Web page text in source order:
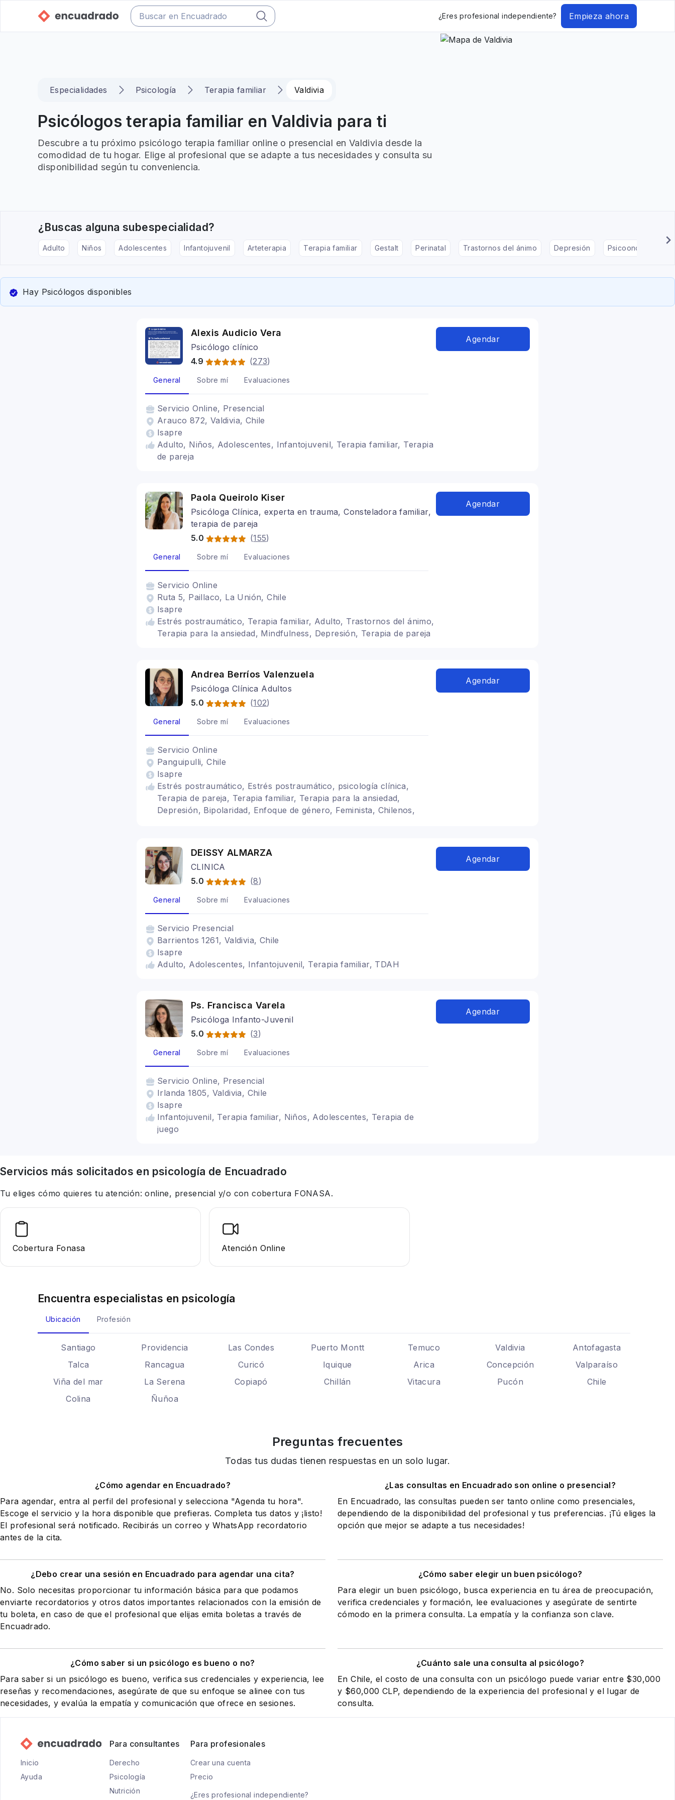
¿Eres profesional independiente? Empieza ahora
Especialidades Psicología Terapia familiar Valdivia
Psicólogos terapia familiar en Valdivia para ti
Descubre a tu próximo psicólogo terapia familiar online o presencial en Valdivia desde la
comodidad de tu hogar. Elige al profesional que se adapte a tus necesidades y consulta su
disponibilidad según tu conveniencia.
¿Buscas alguna subespecialidad?
Adulto Niños Adolescentes Infantojuvenil Arteterapia Terapia familiar Gestalt Perinatal Trastornos del ánimo Depresión Psicooncología
Hay Psicólogos disponibles
Alexis Audicio Vera
Psicólogo clínico
4.9
(273)
General Sobre mí Evaluaciones
Servicio Online, Presencial
Arauco 872, Valdivia, Chile
Isapre
Adulto, Niños, Adolescentes, Infantojuvenil, Terapia familiar, Terapia
de pareja
Agendar
Paola Queirolo Kiser
Psicóloga Clínica, experta en trauma, Consteladora familiar,
terapia de pareja
5.0
(155)
General Sobre mí Evaluaciones
Servicio Online
Ruta 5, Paillaco, La Unión, Chile
Isapre
Estrés postraumático, Terapia familiar, Adulto, Trastornos del ánimo,
Terapia para la ansiedad, Mindfulness, Depresión, Terapia de pareja
Agendar
Andrea Berríos Valenzuela
Psicóloga Clínica Adultos
5.0
(102)
General Sobre mí Evaluaciones
Servicio Online
Panguipulli, Chile
Isapre
Estrés postraumático, Estrés postraumático, psicología clínica,
Terapia de pareja, Terapia familiar, Terapia para la ansiedad,
Depresión, Bipolaridad, Enfoque de género, Feminista, Chilenos,
Agendar
DEISSY ALMARZA
CLINICA
5.0
(8)
General Sobre mí Evaluaciones
Servicio Presencial
Barrientos 1261, Valdivia, Chile
Isapre
Adulto, Adolescentes, Infantojuvenil, Terapia familiar, TDAH
Agendar
Ps. Francisca Varela
Psicóloga Infanto-Juvenil
5.0
(3)
General Sobre mí Evaluaciones
Servicio Online, Presencial
Irlanda 1805, Valdivia, Chile
Isapre
Infantojuvenil, Terapia familiar, Niños, Adolescentes, Terapia de
juego
Agendar
Servicios más solicitados en psicología de Encuadrado
Tu eliges cómo quieres tu atención: online, presencial y/o con cobertura FONASA.
Cobertura Fonasa Atención Online
Encuentra especialistas en psicología
Ubicación Profesión
Santiago Providencia Las Condes Puerto Montt Temuco Valdivia
Antofagasta
Talca
Rancagua Curicó Iquique Arica Concepción
Valparaíso
Viña del mar
La Serena Copiapó Chillán Vitacura Pucón
Chile
Colina
Ñuñoa
Preguntas frecuentes
Todas tus dudas tienen respuestas en un solo lugar.
¿Cómo agendar en Encuadrado?
Para agendar, entra al perfil del profesional y selecciona "Agenda tu hora".
Escoge el servicio y la hora disponible que prefieras. Completa tus datos y ¡listo!
El profesional será notificado. Recibirás un correo y WhatsApp recordatorio
antes de la cita.
¿Las consultas en Encuadrado son online o presencial?
En Encuadrado, las consultas pueden ser tanto online como presenciales,
dependiendo de la disponibilidad del profesional y tus preferencias. ¡Tú eliges la
opción que mejor se adapte a tus necesidades!
¿Debo crear una sesión en Encuadrado para agendar una cita?
No. Solo necesitas proporcionar tu información básica para que podamos
enviarte recordatorios y otros datos importantes relacionados con la emisión de
tu boleta, en caso de que el profesional que elijas emita boletas a través de
Encuadrado.
¿Cómo saber elegir un buen psicólogo?
Para elegir un buen psicólogo, busca experiencia en tu área de preocupación,
verifica credenciales y formación, lee evaluaciones y asegúrate de sentirte
cómodo en la primera consulta. La empatía y la confianza son clave.
¿Cómo saber si un psicólogo es bueno o no?
Para saber si un psicólogo es bueno, verifica sus credenciales y experiencia, lee
reseñas y recomendaciones, asegúrate de que su enfoque se alinee con tus
necesidades, y evalúa la empatía y comunicación que ofrece en sesiones.
¿Cuánto sale una consulta al psicólogo?
En Chile, el costo de una consulta con un psicólogo puede variar entre $30,000
y $60,000 CLP, dependiendo de la experiencia del profesional y el lugar de
consulta.
Inicio
Ayuda
Para consultantes
Derecho
Psicología
Nutrición
Para profesionales
Crear una cuenta
Precio
¿Eres profesional independiente?